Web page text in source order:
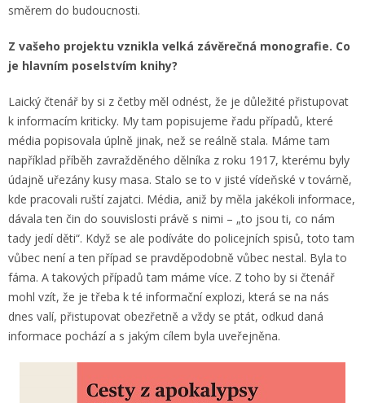
směrem do budoucnosti.
Z vašeho projektu vznikla velká závěrečná monografie. Co
je hlavním poselstvím knihy?
Laický čtenář by si z četby měl odnést, že je důležité přistupovat
k informacím kriticky. My tam popisujeme řadu případů, které
média popisovala úplně jinak, než se reálně stala. Máme tam
například příběh zavražděného dělníka z roku 1917, kterému byly
údajně uřezány kusy masa. Stalo se to v jisté vídeňské v továrně,
kde pracovali ruští zajatci. Média, aniž by měla jakékoli informace,
dávala ten čin do souvislosti právě s nimi – „to jsou ti, co nám
tady jedí děti“. Když se ale podíváte do policejních spisů, toto tam
vůbec není a ten případ se pravděpodobně vůbec nestal. Byla to
fáma. A takových případů tam máme více. Z toho by si čtenář
mohl vzít, že je třeba k té informační explozi, která se na nás
dnes valí, přistupovat obezřetně a vždy se ptát, odkud daná
informace pochází a s jakým cílem byla uveřejněna.